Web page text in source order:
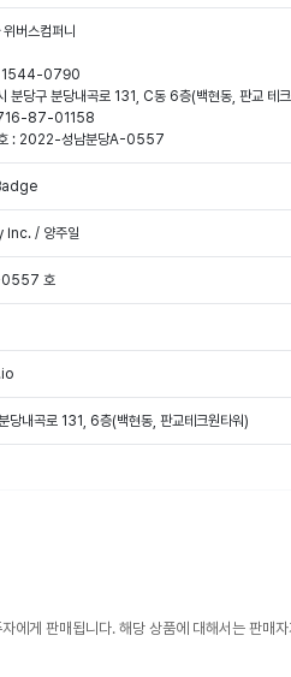
버스컴퍼니
1544-0790
분당구 분당내곡로 131, C동 6층(백현동, 판교 테
716-87-01158
호 : 2022-성남분당A-0557
/ 양주일
0557 호
당내곡로 131, 6층(백현동, 판교테크원타워)
에게 판매됩니다. 해당 상품에 대해서는 판매